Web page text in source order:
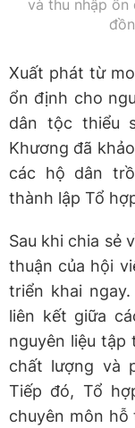
và thu nhập ổn
Xuất phát từ
ổn định cho
dân tộc thiểu
Khương đã
các hộ dân
thành lập Tổ
Sau khi chia sẻ
thuận của hội
triển khai
liên kết giữa
nguyên liệu tập
chất lượng và
Tiếp đó, Tổ
chuyên môn